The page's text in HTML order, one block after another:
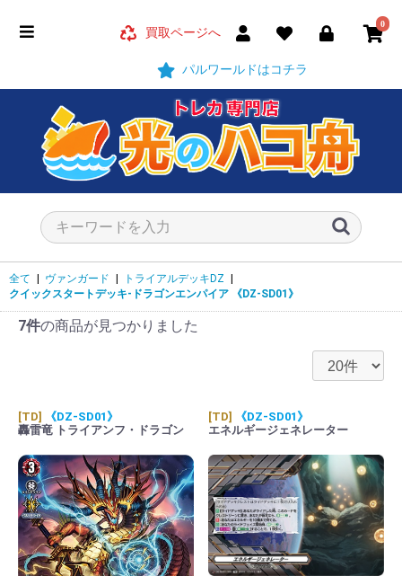
買取ページへ
パルワールドはコチラ
0
全て ヴァンガード トライアルデッキDZ
クイックスタートデッキ-ドラゴンエンパイア
《DZ-SD01》
7件の商品が見つかりました
[TD]
《DZ-SD01》
轟雷竜 トライアンフ・ドラゴン
[TD]
《DZ-SD01》
エネルギージェネレーター